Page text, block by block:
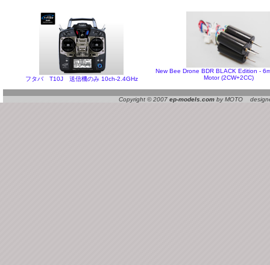
フタバ T10J 送信機のみ 10ch-2.4GHz
New Bee Drone BDR BLACK Edition -
Motor (2CW+2CC)
Copyright © 2007 ep-models.com by MOTO